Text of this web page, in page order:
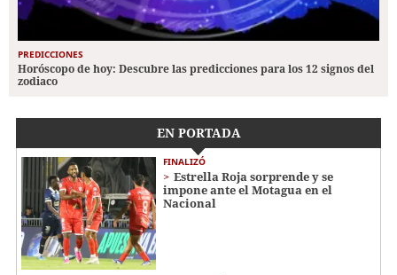
PREDICCIONES
Horóscopo de hoy: Descubre las predicciones para los 12 signos del
zodiaco
EN PORTADA
FINALIZÓ
Estrella Roja sorprende y se
impone ante el Motagua en el
Nacional